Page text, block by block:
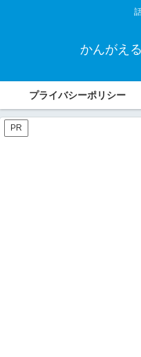
かんがえ
プライバシーポリシー
PR